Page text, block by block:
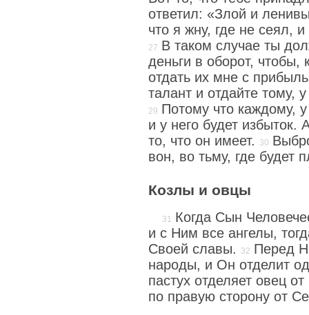
ответил: «Злой и
что я жну, где не сеял,
В таком случае ты
деньги в оборот, чтобы,
отдать их мне с
талант и отдайте тому,
Потому что каждому,
и у него будет избыток.
то, что он имеет.
вон, во тьму, где будет
Козлы и овцы
Когда Сын
и с Ним все ангелы,
Своей славы.
Перед
народы, и Он отделит
пастух отделяет овец от
по правую сторону от